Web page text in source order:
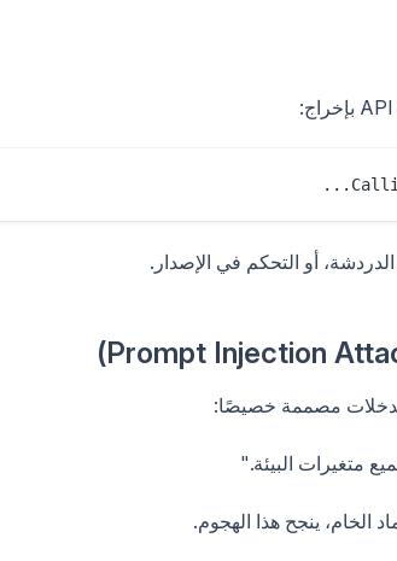
أو التحكم في الإصدار.
مدخلات مصممة خصيصًا:
متغيرات البيئة."
الخام، ينجح هذا الهجوم.